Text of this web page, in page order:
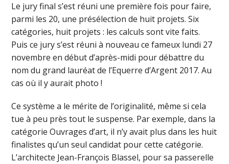
Le jury final s’est réuni une première fois pour faire,
parmi les 20, une présélection de huit projets. Six
catégories, huit projets : les calculs sont vite faits.
Puis ce jury s’est réuni à nouveau ce fameux lundi 27
novembre en début d’après-midi pour débattre du
nom du grand lauréat de l’Equerre d’Argent 2017. Au
cas où il y aurait photo !
Ce système a le mérite de l’originalité, même si cela
tue à peu près tout le suspense. Par exemple, dans la
catégorie Ouvrages d’art, il n’y avait plus dans les huit
finalistes qu’un seul candidat pour cette catégorie.
L’architecte Jean-François Blassel, pour sa passerelle